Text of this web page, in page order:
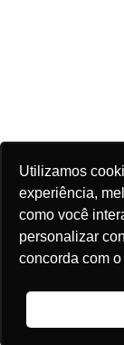
Utilizamos
experiência,
como você
personalizar
concorda com